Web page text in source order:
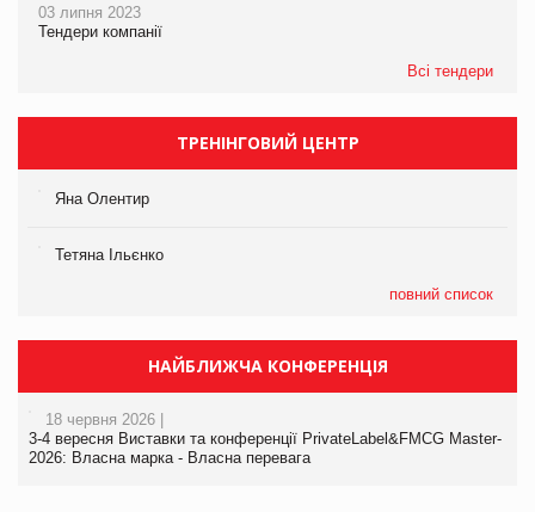
03 липня 2023
Тендери компанії
Всі тендери
ТРЕНІНГОВИЙ ЦЕНТР
Яна Олентир
Тетяна Ільєнко
повний список
НАЙБЛИЖЧА КОНФЕРЕНЦІЯ
18 червня 2026 |
3-4 вересня Виставки та конференції PrivateLabel&FMCG Master-
2026: Власна марка - Власна перевага